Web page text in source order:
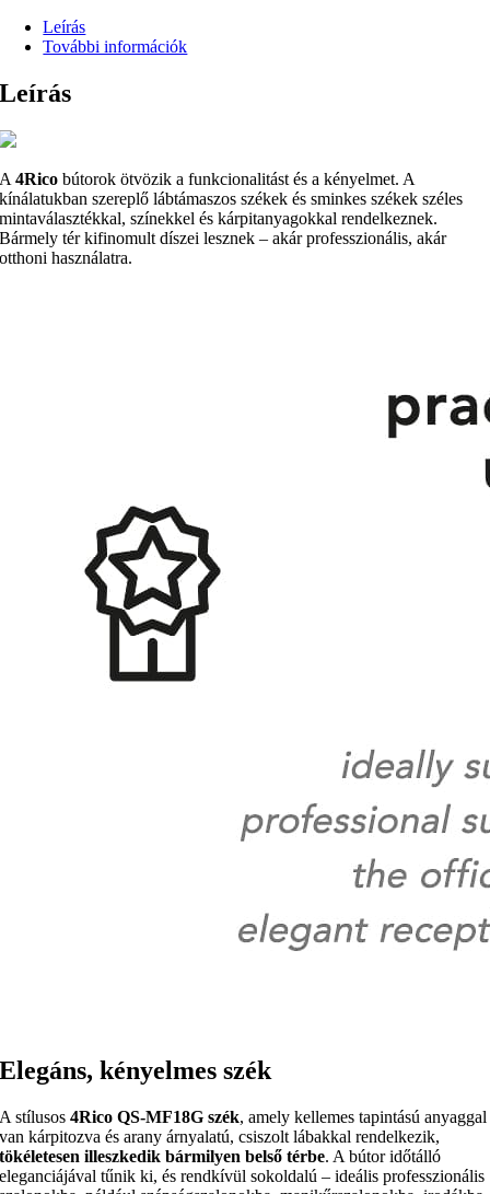
Leírás
További információk
Leírás
A4Ricobútorok ötvözik a funkcionalitást és a kényelmet. A
kínálatukban szereplő lábtámaszos székek és sminkes székek széles
mintaválasztékkal, színekkel és kárpitanyagokkal rendelkeznek.
Bármely tér kifinomult díszei lesznek – akár professzionális, akár
otthoni használatra.
Elegáns, kényelmes szék
A stílusos4Rico QS-MF18G szék, amely kellemes tapintású anyaggal
van kárpitozva és arany árnyalatú, csiszolt lábakkal rendelkezik,
tökéletesen illeszkedik bármilyen belső térbe. A bútor időtálló
eleganciájával tűnik ki, és rendkívül sokoldalú – ideális professzionális